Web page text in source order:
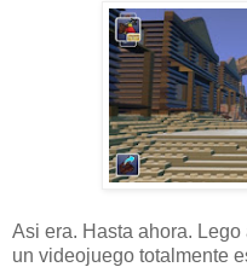
Asi era. Hasta ahora.
un videojuego totalmente